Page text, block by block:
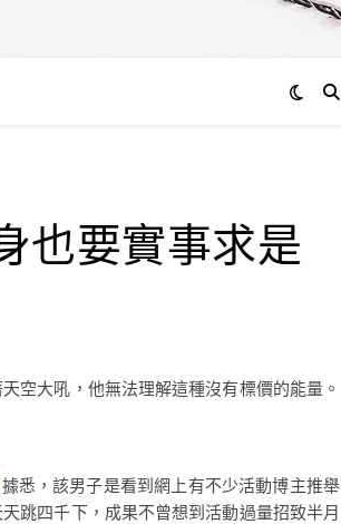
也要實事求是
空大吼，他無法理解這種沒有標價的能量。
據悉，該男子是看到網上有不少活動博主推舉
跳四千下，成果不曾想到活動過量招致半月